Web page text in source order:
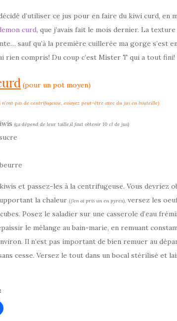
d’utiliser ce jus pour en faire du kiwi curd, en
lemon curd, que j’avais fait le mois dernier. La
sauf qu’à la première cuillerée ma gorge s’est
rien compris! Du coup c’est Mister T qui a tout
(pour un pot moyen)
pas de centrifugeuse, essayez peut-être avec du jus en bouteille)
(ça dépend de leur taille,il faut obtenir 10 cl de jus)
et passez-les à la centrifugeuse. Vous devriez
la chaleur (j’en ai pris un en pyrex), versez les
Posez le saladier sur une casserole d’eau
le mélange au bain-marie, en remuant
Il n’est pas important de bien remuer au
cesse. Versez le tout dans un bocal stérilisé et